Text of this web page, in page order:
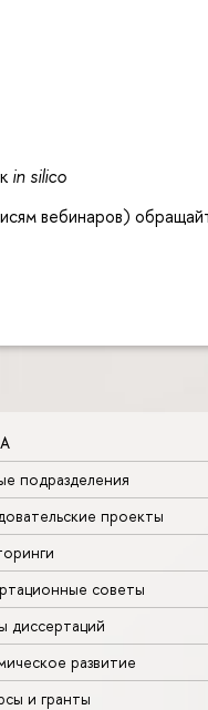
к in silico
вебинаров)
подразделения
проекты
советы
диссертаций
развитие
и гранты